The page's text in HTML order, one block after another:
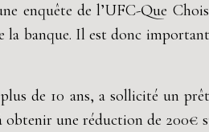
de l’UFC-Que
banque. Il est donc
de 10 ans, a sollicité un
obtenir une réduction de